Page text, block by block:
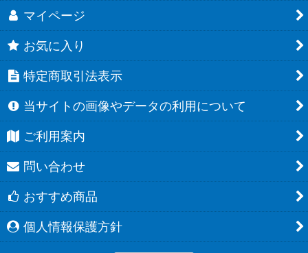
マイページ
お気に入り
特定商取引法表示
当サイトの画像やデータの利用について
ご利用案内
問い合わせ
おすすめ商品
個人情報保護方針